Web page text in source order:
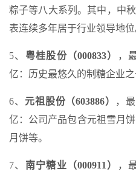
粽子等八大系列。其中，中
表连续多年居于行业领导地位
5、 粤桂股份（000833）
，
亿：历史最悠久的制糖企业之
6、 元祖股份（603886）
，
亿：公司产品包含元祖雪月
月饼等。
7、 南宁糖业（000911）
，